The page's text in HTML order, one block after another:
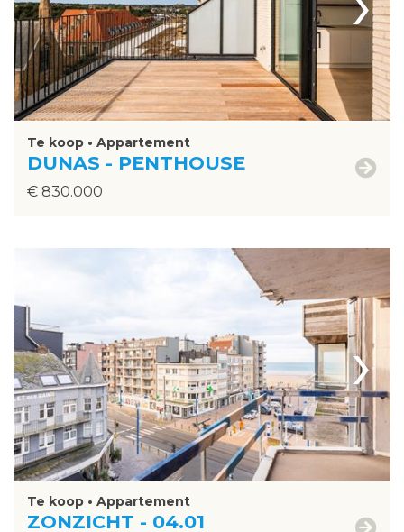
Te koop • Appartement
DUNAS - PENTHOUSE
€ 830.000
›
Te koop • Appartement
ZONZICHT - 04.01